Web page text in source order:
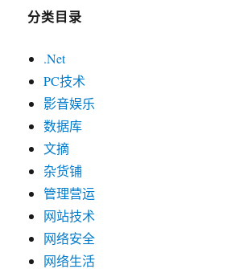
分类目录
.Net
PC技术
影音娱乐
数据库
文摘
杂货铺
管理营运
网站技术
网络安全
网络生活